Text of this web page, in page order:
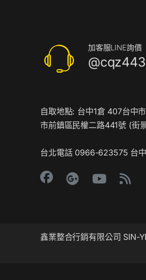
加客服LINE詢價
自取地點: 台中1倉 407台中
市前鎮區民權二路441號 (街
台北電話 0966-623575 台
鑫業整合行銷有限公司 SIN-